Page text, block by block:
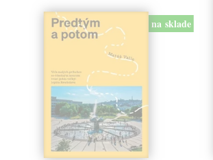
na sklade